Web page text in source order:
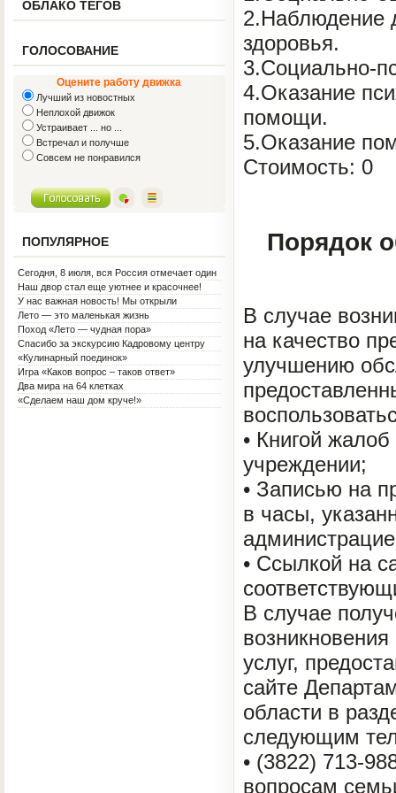
ОБЛАКО ТЕГОВ
ГОЛОСОВАНИЕ
Оцените работу движка
Лучший из новостных
Неплохой движок
Устраивает ... но ...
Встречал и получше
Совсем не понравился
ПОПУЛЯРНОЕ
Сегодня, 8 июля, вся Россия отмечает один
из самых светлых праздников — День
семьи, любви и верности!
Наш двор стал еще уютнее и красочнее!
У нас важная новость! Мы открыли
Социальную гостиную.
Лето — это маленькая жизнь
Поход «Лето — чудная пора»
Спасибо за экскурсию Кадровому центру
«Кулинарный поединок»
Игра «Каков вопрос – таков ответ»
Два мира на 64 клетках
«Сделаем наш дом круче!»
2.Наблюдение
здоровья.
3.Социально-
4.Оказание
помощи.
5.Оказание
Стоимость: 0
Порядок
В случае
на качество
улучшению
• Книгой
учреждении;
• Записью на
в часы,
• Ссылкой на
В случае
услуг,
сайте
области в
следующим
• (3822) 713-
вопросам